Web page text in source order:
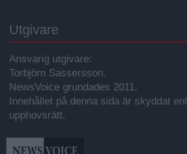
Utgivare
Ansvarig utgivare:
Torbjörn Sassersson.
NewsVoice grundades 2011.
Innehållet på denna sida är skyddat
upphovsrätt.